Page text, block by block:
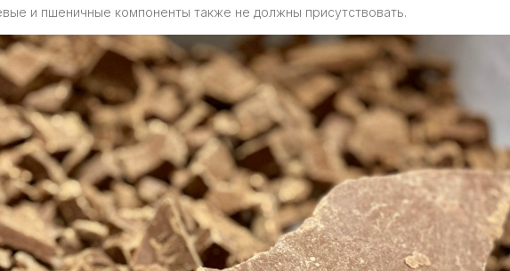
и пшеничные компоненты также не должны присутствовать.